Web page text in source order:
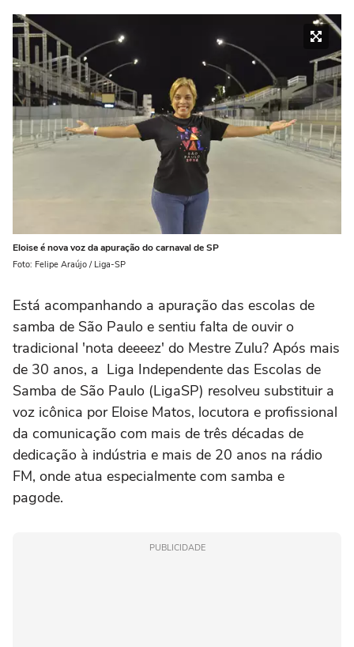
Eloise é nova voz da apuração do carnaval de SP
Foto: Felipe Araújo / Liga-SP
Está acompanhando a apuração das escolas de
samba de São Paulo e sentiu falta de ouvir o
tradicional 'nota deeeez' do Mestre Zulu? Após mais
de 30 anos, a Liga Independente das Escolas de
Samba de São Paulo (LigaSP) resolveu substituir a
voz icônica por Eloise Matos, locutora e profissional
da comunicação com mais de três décadas de
dedicação à indústria e mais de 20 anos na rádio
FM, onde atua especialmente com samba e
pagode.
PUBLICIDADE